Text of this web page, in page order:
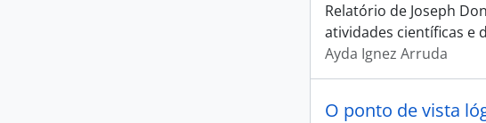
Relatório de Joseph
atividades científicas e
Ayda Ignez Arruda
O ponto de vista